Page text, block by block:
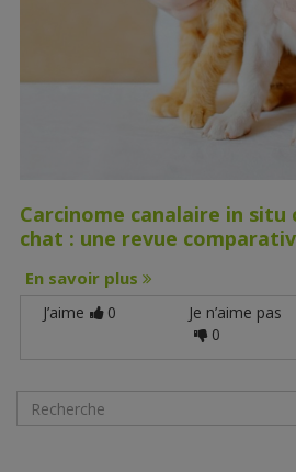
Carcinome canalaire in situ
chat : une revue
En savoir plus
J’aime 0
Je n’aime pas
0